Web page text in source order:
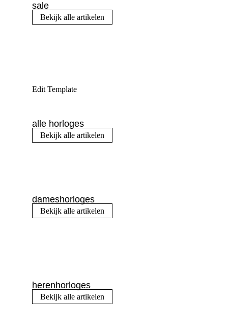
sale
Bekijk alle artikelen
Edit Template
alle horloges
Bekijk alle artikelen
dameshorloges
Bekijk alle artikelen
herenhorloges
Bekijk alle artikelen